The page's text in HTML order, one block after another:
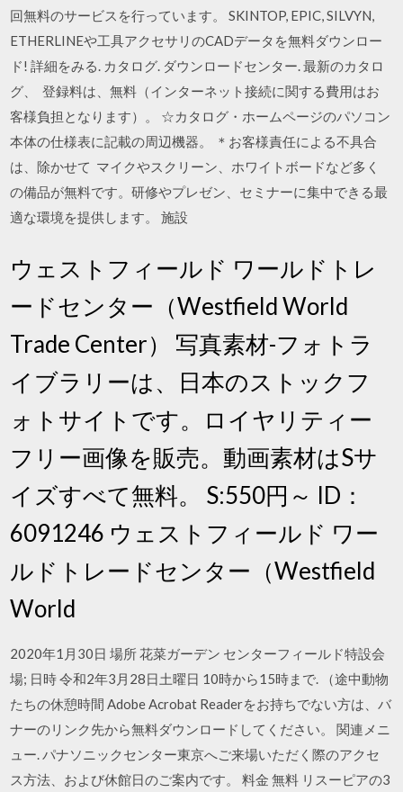
回無料のサービスを行っています。 SKINTOP, EPIC, SILVYN,
ETHERLINEや工具アクセサリのCADデータを無料ダウンロー
ド! 詳細をみる. カタログ. ダウンロードセンター. 最新のカタロ
グ、 登録料は、無料（インターネット接続に関する費用はお
客様負担となります）。 ☆カタログ・ホームページのパソコン
本体の仕様表に記載の周辺機器。 ＊お客様責任による不具合
は、除かせて マイクやスクリーン、ホワイトボードなど多く
の備品が無料です。研修やプレゼン、セミナーに集中できる最
適な環境を提供します。 施設
ウェストフィールド ワールドトレ
ードセンター（Westfield World
Trade Center） 写真素材-フォトラ
イブラリーは、日本のストックフ
ォトサイトです。ロイヤリティー
フリー画像を販売。動画素材はSサ
イズすべて無料。 S:550円～ ID：
6091246 ウェストフィールド ワー
ルドトレードセンター（Westfield
World
2020年1月30日 場所 花菜ガーデン センターフィールド特設会
場; 日時 令和2年3月28日土曜日 10時から15時まで. （途中動物
たちの休憩時間 Adobe Acrobat Readerをお持ちでない方は、バ
ナーのリンク先から無料ダウンロードしてください。 関連メニ
ュー. パナソニックセンター東京へご来場いただく際のアクセ
ス方法、および休館日のご案内です。 料金 無料 リスーピアの3